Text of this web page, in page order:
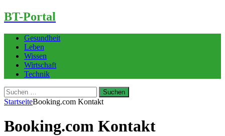
BT-Portal
Gesundheit
Leben
Wissen
Wirtschaft
Technik
Suchen
nach:
StartseiteBooking.com Kontakt
Booking.com Kontakt